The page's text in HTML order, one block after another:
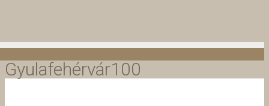
Gyulafehérvár100